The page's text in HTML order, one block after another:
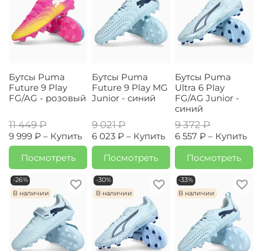
Бутсы Puma
Future 9 Play
FG/AG - розовый
11 449 ₽
9 999 ₽ – Купить
Посмотреть
Бутсы Puma
Future 9 Play MG
Junior - синий
9 021 ₽
6 023 ₽ – Купить
Посмотреть
Бутсы Puma
Ultra 6 Play
FG/AG Junior -
синий
9 372 ₽
6 557 ₽ – Купить
Посмотреть
-26%
В наличии
-30%
В наличии
-33%
В наличии